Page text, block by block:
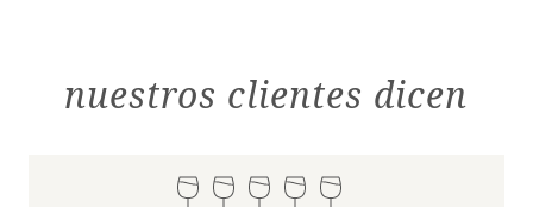
nuestros clientes dicen